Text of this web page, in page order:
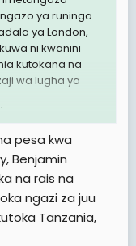
ya runinga
ya London,
ni kwanini
kutokana na
wa lugha ya
wake anasema
za uanahabari
na
zetu Kenya.
pesa kwa
Benjamin
na rais na
ngazi za juu
Tanzania,